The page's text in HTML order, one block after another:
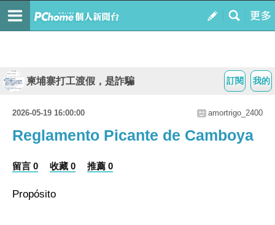
我的
訂閱
柬埔寨打工渡假，是詐騙
2026-05-19 16:00:00 amortrigo_2400
Reglamento Picante de Camboya
留言 0 收藏 0 推薦 0
Propósito